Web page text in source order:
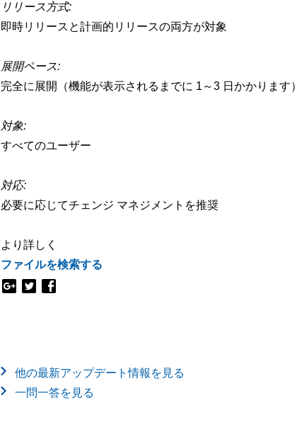
リリース方式:
即時リリースと計画的リリースの両方が対象
展開ペース:
完全に展開（機能が表示されるまでに 1～3 日かかります）
対象:
すべてのユーザー
対応:
必要に応じてチェンジ マネジメントを推奨
より詳しく
ファイルを検索する
他の最新アップデート情報を見る
一問一答を見る